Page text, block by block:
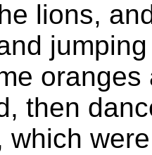
lions,
then
which